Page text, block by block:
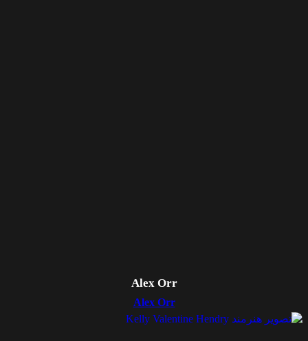
Alex Orr
Alex Orr